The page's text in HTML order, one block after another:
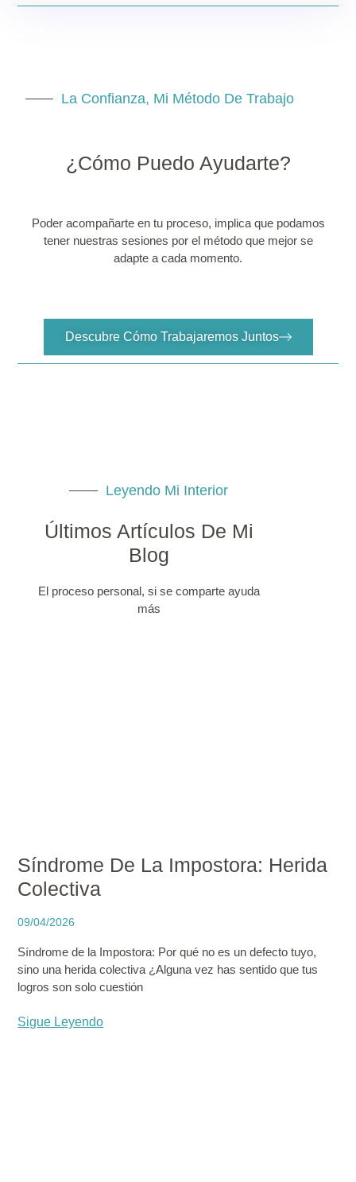
La Confianza, Mi Método De Trabajo
¿cómo Puedo Ayudarte?
Poder acompañarte en tu proceso, implica que podamos
tener nuestras sesiones por el método que mejor se
adapte a cada momento.
Descubre Cómo Trabajaremos Juntos
Leyendo Mi Interior
Últimos Artículos De Mi
Blog
El proceso personal, si se comparte ayuda
más
Síndrome De La Impostora: Herida
Colectiva
09/04/2026
Síndrome de la Impostora: Por qué no es un defecto tuyo,
sino una herida colectiva ¿Alguna vez has sentido que tus
logros son solo cuestión
Sigue Leyendo